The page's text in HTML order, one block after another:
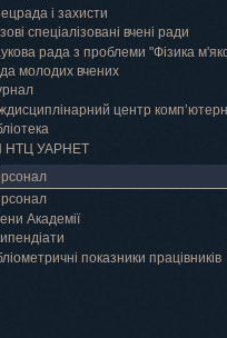
і захисти
спеціалізовані вчені ради
рада з проблеми "Фізика
молодих вчених
центр
НТЦ УАРНЕТ
Академії
показники працівників